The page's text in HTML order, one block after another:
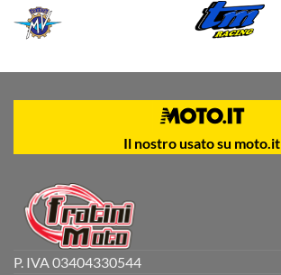
Il nostro usato su moto.it
P. IVA 03404330544